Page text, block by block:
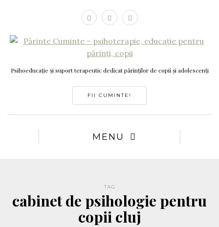
Psihoeducație și suport terapeutic dedicat părinților de copii și adolescenți
FII CUMINTE!
MENU
TAG
cabinet de psihologie pentru
copii cluj